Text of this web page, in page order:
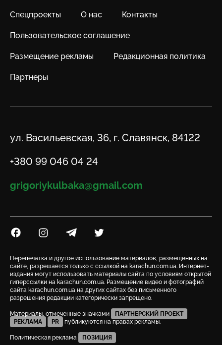
Спецпроекты О нас Контакты
Пользовательское соглашение
Размещение рекламы Редакционная политика
Партнеры
Адрес
ул. Васильевская, 36, г. Славянск, 84122
Телефон
+380 99 046 04 24
Email
grigoriykulbaka@gmail.com
Посилання на Facebook
Посилання на Instagram
Посилання на Telegram
Посилання на Twitter
Перепечатка и другое использование материалов, размещенных на
сайте, разрешается только с ссылкой на karachun.com.ua. Интернет-
издания могут использовать материалы сайта по условиям открытой
гиперссылки на karachun.com.ua. Размещение видео и фотографий
сайта karachun.com.ua на других сайтах без письменного
разрешения редакции категорически запрещено.
Материалы, отмеченные значками
ПАРТНЕРСКИЙ ПРОЕКТ
РЕКЛАМА
PR публикуются на правах рекламы.
Политическая реклама ПОЗИЦИЯ